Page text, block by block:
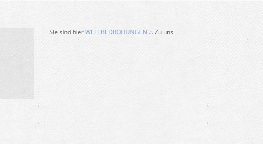
Sie sind hierWELTBEDROHUNGEN .:. Zu uns